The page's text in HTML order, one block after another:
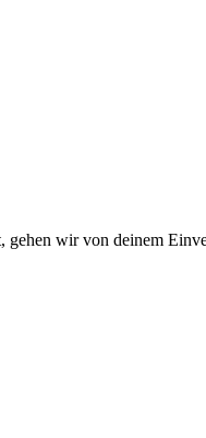
wir von deinem